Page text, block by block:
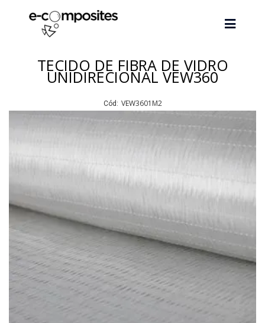
TECIDO DE FIBRA DE VIDRO
UNIDIRECIONAL VEW360
Cód: VEW3601M2